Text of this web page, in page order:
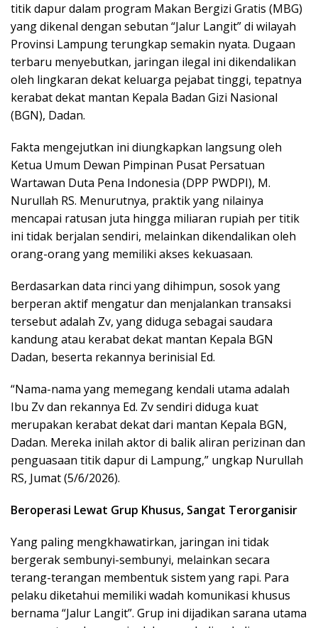
titik dapur dalam program Makan Bergizi Gratis (MBG)
yang dikenal dengan sebutan “Jalur Langit” di wilayah
Provinsi Lampung terungkap semakin nyata. Dugaan
terbaru menyebutkan, jaringan ilegal ini dikendalikan
oleh lingkaran dekat keluarga pejabat tinggi, tepatnya
kerabat dekat mantan Kepala Badan Gizi Nasional
(BGN), Dadan.
Fakta mengejutkan ini diungkapkan langsung oleh
Ketua Umum Dewan Pimpinan Pusat Persatuan
Wartawan Duta Pena Indonesia (DPP PWDPI), M.
Nurullah RS. Menurutnya, praktik yang nilainya
mencapai ratusan juta hingga miliaran rupiah per titik
ini tidak berjalan sendiri, melainkan dikendalikan oleh
orang-orang yang memiliki akses kekuasaan.
Berdasarkan data rinci yang dihimpun, sosok yang
berperan aktif mengatur dan menjalankan transaksi
tersebut adalah Zv, yang diduga sebagai saudara
kandung atau kerabat dekat mantan Kepala BGN
Dadan, beserta rekannya berinisial Ed.
“Nama-nama yang memegang kendali utama adalah
Ibu Zv dan rekannya Ed. Zv sendiri diduga kuat
merupakan kerabat dekat dari mantan Kepala BGN,
Dadan. Mereka inilah aktor di balik aliran perizinan dan
penguasaan titik dapur di Lampung,” ungkap Nurullah
RS, Jumat (5/6/2026).
Beroperasi Lewat Grup Khusus, Sangat Terorganisir
Yang paling mengkhawatirkan, jaringan ini tidak
bergerak sembunyi-sembunyi, melainkan secara
terang-terangan membentuk sistem yang rapi. Para
pelaku diketahui memiliki wadah komunikasi khusus
bernama “Jalur Langit”. Grup ini dijadikan sarana utama